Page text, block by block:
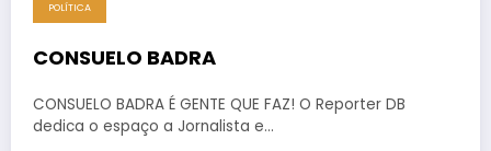
POLÍTICA
CONSUELO BADRA
CONSUELO BADRA É GENTE QUE FAZ! O Reporter DB
dedica o espaço a Jornalista e…